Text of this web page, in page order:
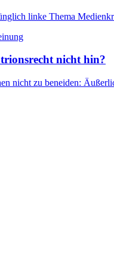
linke Thema
nicht hin?
nicht zu beneiden: